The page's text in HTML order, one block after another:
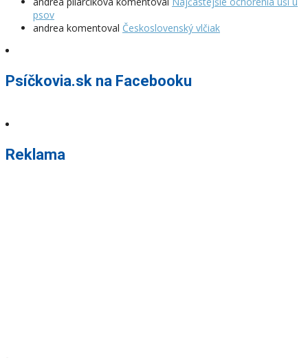
psov
andrea komentoval Československý vlčiak
Psíčkovia.sk na Facebooku
Reklama